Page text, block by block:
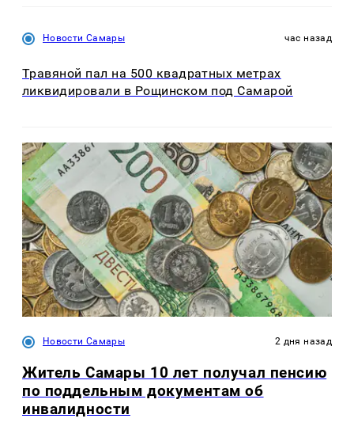
Новости Самары час назад
Травяной пал на 500 квадратных метрах
ликвидировали в Рощинском под Самарой
Новости Самары 2 дня назад
Житель Самары 10 лет получал пенсию
по поддельным документам об
инвалидности